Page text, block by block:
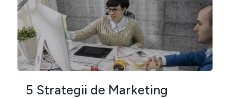
5 Strategii de Marketing